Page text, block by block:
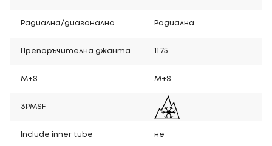
Радиална/диагонална Радиална
Препоръчителна джанта 11.75
M+S M+S
3PMSF
Include inner tube не